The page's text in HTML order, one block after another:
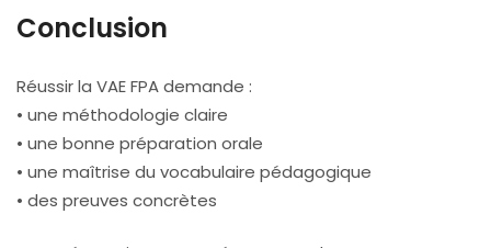
Conclusion
Réussir la VAE FPA demande :
• une méthodologie claire
• une bonne préparation orale
• une maîtrise du vocabulaire pédagogique
• des preuves concrètes